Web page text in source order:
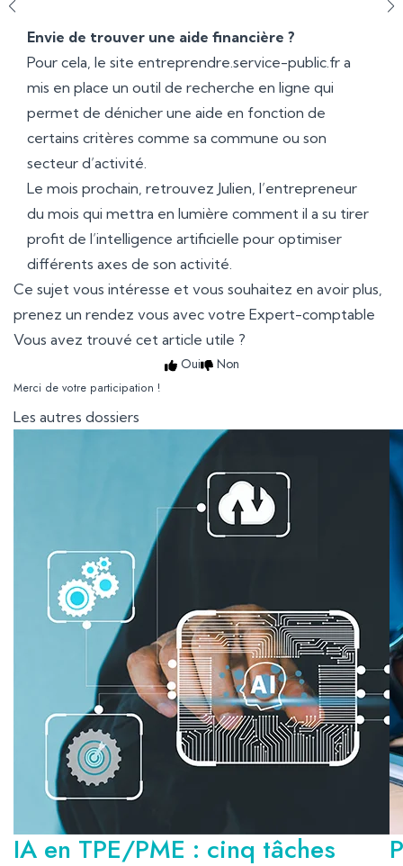
Envie de trouver une aide financière ?
Pour cela, le site entreprendre.service-public.fr a
mis en place un outil de recherche en ligne qui
permet de dénicher une aide en fonction de
certains critères comme sa commune ou son
secteur d’activité.
Le mois prochain, retrouvez Julien, l’entrepreneur
du mois qui mettra en lumière comment il a su tirer
profit de l’intelligence artificielle pour optimiser
différents axes de son activité.
Ce sujet vous intéresse et vous souhaitez en avoir plus,
prenez un rendez vous avec votre Expert-comptable
Vous avez trouvé cet article utile ?
Oui
Non
Merci de votre participation !
Les autres dossiers
IA en TPE/PME : cinq tâches